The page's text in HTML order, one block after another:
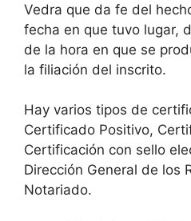
Vedra que da fe del
fecha en que tuvo lugar,
de la hora en que se
la filiación del inscrito.
Hay varios tipos de
Certificado Positivo,
Certificación con sello
Dirección General de los
Notariado.